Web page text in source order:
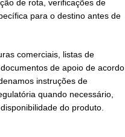
de rota, verificações de
para o destino antes de
comerciais, listas de
de apoio de acordo
instruções de
quando necessário,
do produto.